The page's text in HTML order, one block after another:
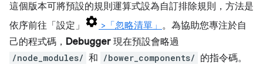
這個版本可將預設的規則運算式設為自訂排除規則，方法是
依序前往「設定」
>「忽略清單」 。為協助您專注於自
己的程式碼， Debugger 現在預設會略過
/node_modules/ 和 /bower_components/ 的指令碼。